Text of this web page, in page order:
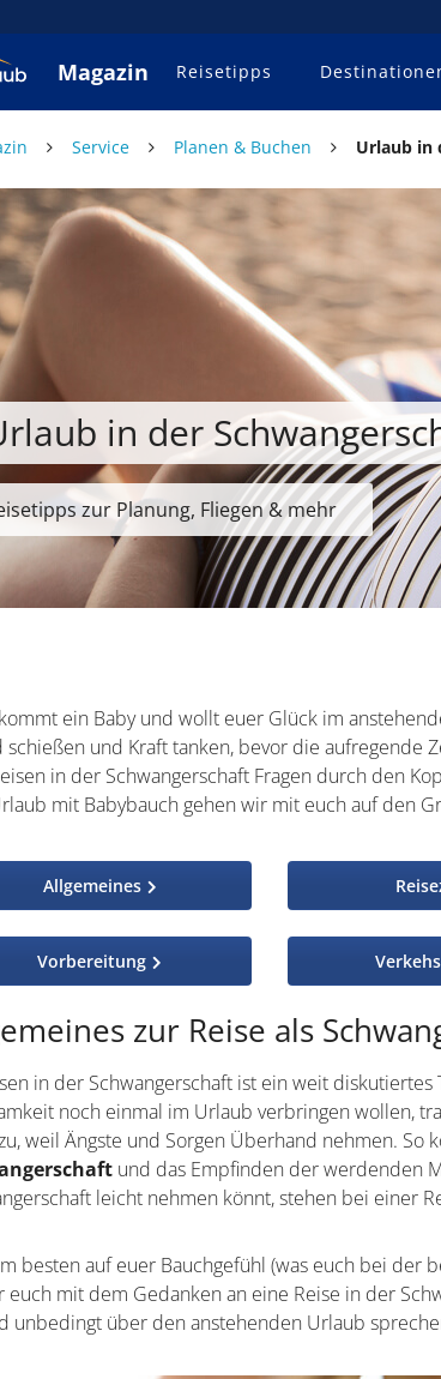
Magazin Reisetipps
Service Planen & Buchen Urlaub in
in der
zur Planung, Fliegen & mehr
ein Baby und wollt euer Glück im
schießen und Kraft tanken, bevor die aufregende
in der Schwangerschaft Fragen durch den
mit Babybauch gehen wir mit euch auf den
Allgemeines
Vorbereitung
zur Reise als
in der Schwangerschaft ist ein weit
noch einmal im Urlaub verbringen wollen,
weil Ängste und Sorgen Überhand nehmen.
und das Empfinden der werdenden
leicht nehmen könnt, stehen bei einer
besten auf euer Bauchgefühl (was euch bei der
euch mit dem Gedanken an eine Reise in der
unbedingt über den anstehenden Urlaub